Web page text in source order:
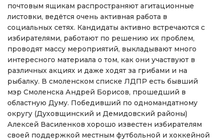
почтовым ящикам распространяют агитационные
листовки, ведётся очень активная работа в
социальных сетях. Кандидаты активно встречаются с
избирателями, работают по решению их проблем,
проводят массу мероприятий, выкладывают много
интересного материала о том, как они участвуют в
различных акциях и даже ходят за грибами и на
рыбалку. В смоленском списке ЛДПР есть бывший
мэр Смоленска Андрей Борисов, прошедший в
областную Думу. Победивший по одномандатному
округу (Духовщинский и Демидовский районы)
Алексей Василенков хорошо известен избирателям
своей поддержкой местным футбольной и хоккейной